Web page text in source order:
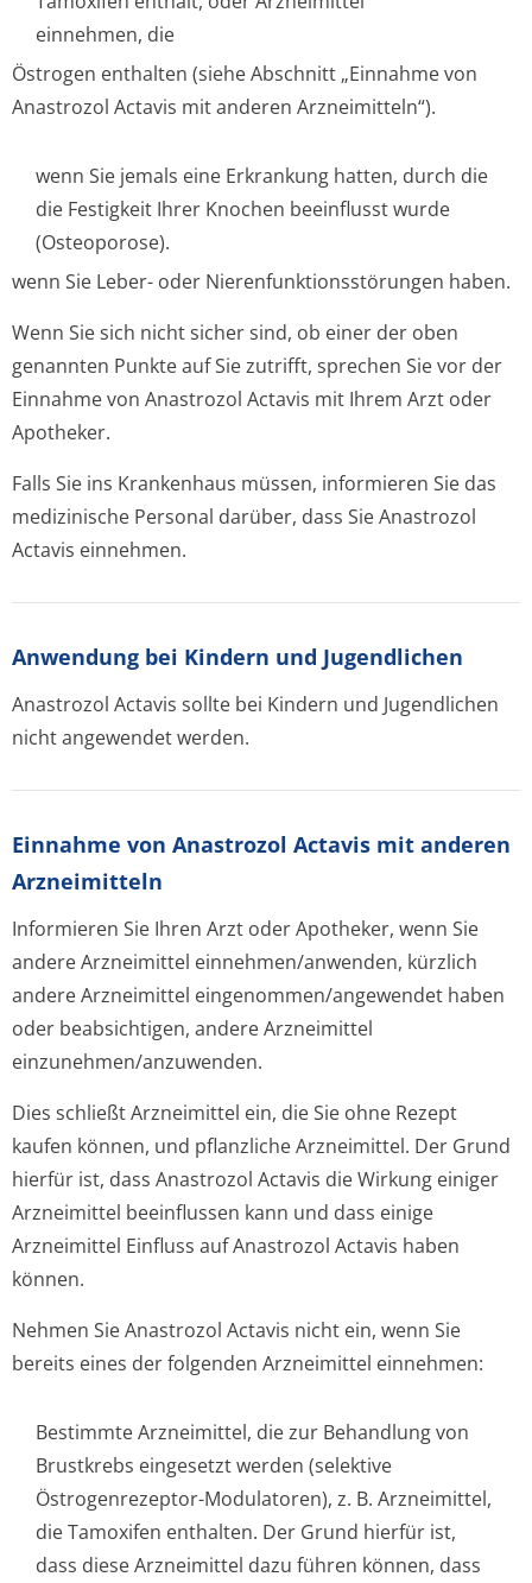
einnehmen, die
Östrogen enthalten (siehe Abschnitt „Einnahme von
Anastrozol Actavis mit anderen Arzneimitteln“).
wenn Sie jemals eine Erkrankung hatten, durch die
die Festigkeit Ihrer Knochen beeinflusst wurde
(Osteoporose).
wenn Sie Leber- oder Nierenfunktion­sstörungen haben.
Wenn Sie sich nicht sicher sind, ob einer der oben
genannten Punkte auf Sie zutrifft, sprechen Sie vor der
Einnahme von Anastrozol Actavis mit Ihrem Arzt oder
Apotheker.
Falls Sie ins Krankenhaus müssen, informieren Sie das
medizinische Personal darüber, dass Sie Anastrozol
Actavis einnehmen.
Anwendung bei Kindern und Jugendlichen
Anastrozol Actavis sollte bei Kindern und Jugendlichen
nicht angewendet werden.
Einnahme von Anastrozol Actavis mit anderen
Arzneimitteln
Informieren Sie Ihren Arzt oder Apotheker, wenn Sie
andere Arzneimittel einnehmen/anwenden, kürzlich
andere Arzneimittel eingenommen/an­gewendet haben
oder beabsichtigen, andere Arzneimittel
einzunehmen/an­zuwenden.
Dies schließt Arzneimittel ein, die Sie ohne Rezept
kaufen können, und pflanzliche Arzneimittel. Der Grund
hierfür ist, dass Anastrozol Actavis die Wirkung einiger
Arzneimittel beeinflussen kann und dass einige
Arzneimittel Einfluss auf Anastrozol Actavis haben
können.
Nehmen Sie Anastrozol Actavis nicht ein, wenn Sie
bereits eines der folgenden Arzneimittel einnehmen:
Bestimmte Arzneimittel, die zur Behandlung von
Brustkrebs eingesetzt werden (selektive
Östrogenrezeptor-Modulatoren), z. B. Arzneimittel,
die Tamoxifen enthalten. Der Grund hierfür ist,
dass diese Arzneimittel dazu führen können, dass